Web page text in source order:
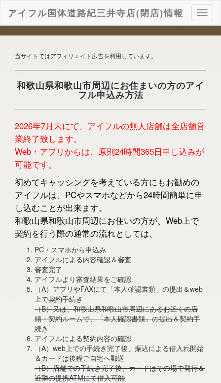
ナ
ビ
ゲ
ン
アイフル国体道路紀三井寺店(閉店)情報
当サイトではアフィリエイト広告を利用しています。
和歌山県和歌山市周辺にお住まいの方のアイ
フル申込み方法
2026年7月末にて、アイフルの無人店舗は全店舗営
業終了致します。
Web・アプリからは、原則24時間365日申し込みが
可能です。
初めてキャッシングを考えている方にもお勧めの
アイフルは、PCやスマホなどから24時間簡単に申
し込むことが出来ます。
和歌山県和歌山市周辺にお住いの方が、Web上で
契約を行う際の通常の流れとしては、
PC・スマホから申込み
アイフルによる内容確認＆審査
審査完了
アイフルより審査結果をご確認
（A）アプリやFAXにて「本人確認書類」の提出＆web
上で契約手続き
（B）又は、和歌山県和歌山市周辺にあるお近くの店
頭・契約ルームで、「本人確認書類」の提出＆契約手
続き
アイフルによる契約内容の確認
（A）web上での手続き完了後、振込による借入れ開始
＆カードは後程ご自宅へ郵送
（B）店舗での手続き完了後、カードはその場で発行＆
近隣の提携ATMにて借入可能